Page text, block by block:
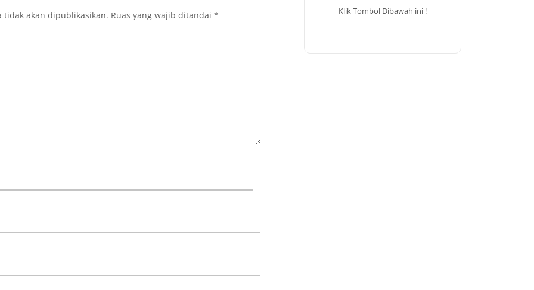
tidak akan dipublikasikan. Ruas yang wajib ditandai * Klik Tombol Dibawah ini !